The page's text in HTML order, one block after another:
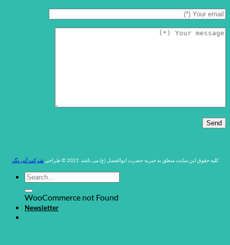
کلیه حقوق این سایت متعلق به خیریه حضرت ابوالفضل (ع) می باشد. 2021 © طراحی شرکت آتی نگر
WooCommerce not Found
Newsletter